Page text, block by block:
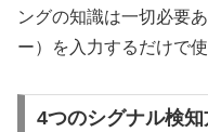
ングの知識は一切必要
ー）を入力するだけで使
4つのシグナル検